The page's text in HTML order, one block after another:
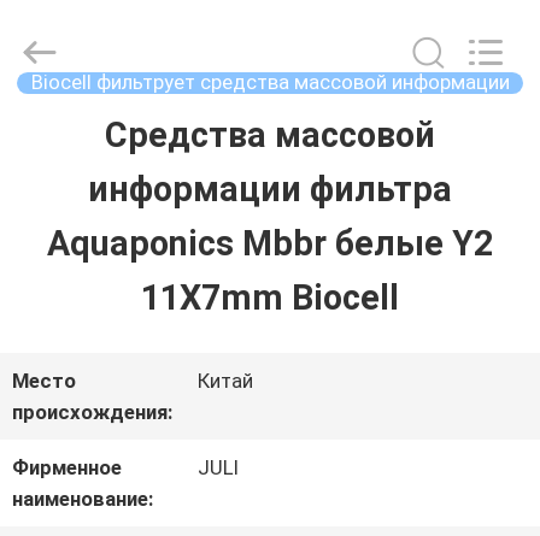
ДОМОЙ
ПРОДУКТЫ
НАС
ЭКСКУРСИЯ
ПО
LuoX
Plastic
CO.,LTD.Biocell фильтрует средства массовой информации
Средства массовой
информации фильтра
Aquaponics Mbbr белые Y2
11X7mm Biocell
Место
происхождения:
Китай
Фирменное
наименование:
JULI